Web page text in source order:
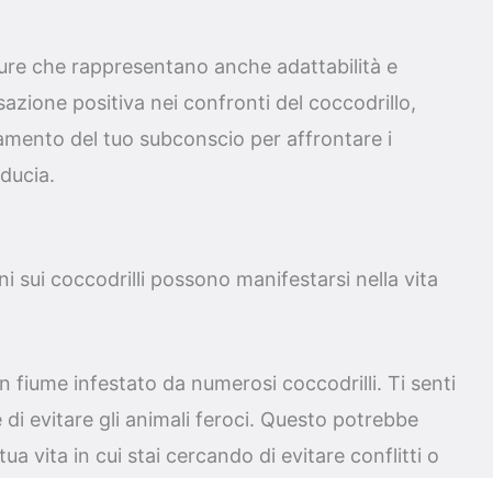
che rappresentano anche adattabilità e
positiva nei confronti del coccodrillo,
del tuo subconscio per affrontare i
sui coccodrilli possono manifestarsi nella vita
fiume infestato da numerosi coccodrilli. Ti senti
evitare gli animali feroci. Questo potrebbe
vita in cui stai cercando di evitare conflitti o